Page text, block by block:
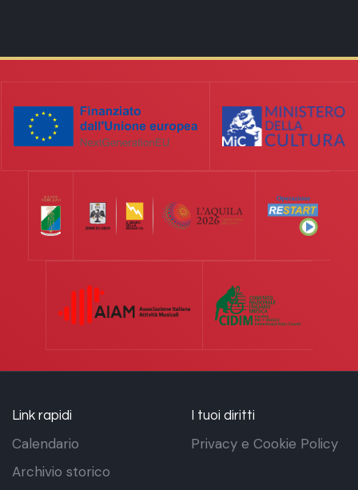
Link rapidi
Calendario
Archivio storico
I tuoi diritti
Privacy e Cookie Policy